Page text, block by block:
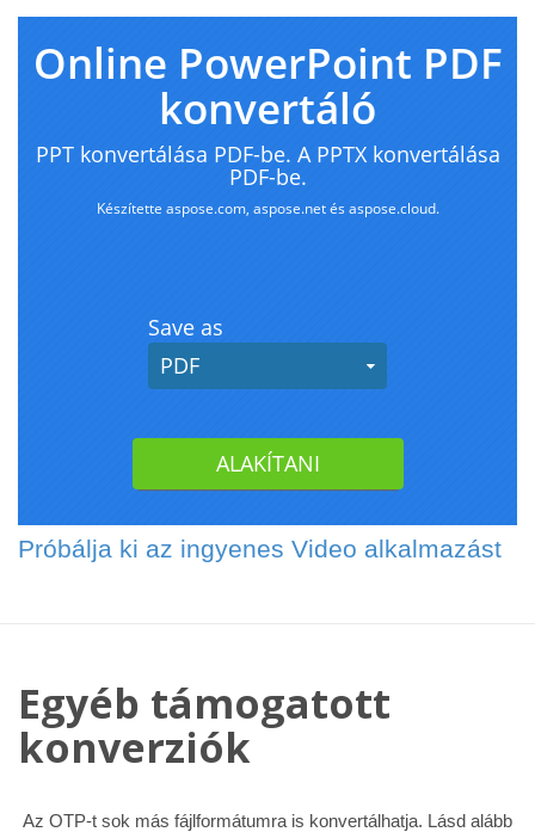
Próbálja ki az ingyenes Video alkalmazást
Egyéb támogatott
konverziók
Az OTP-t sok más fájlformátumra is konvertálhatja. Lásd alább